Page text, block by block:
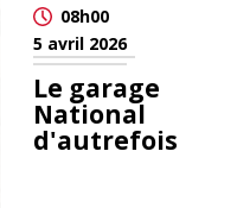
08h00
5 avril 2026
Le garage
National
d'autrefois